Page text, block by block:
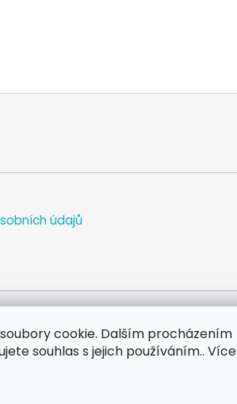
cookie. Dalším procházením
souhlas s jejich používáním.. Více
údajů
WEB FACEBOOK INSTAGRAM YOUTUBE